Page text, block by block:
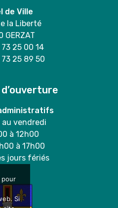
de Ville
la Liberté
GERZAT
73 25 00 14
25 89 50
au vendredi
à 12h00
à 17h00
jours fériés
pour
Si